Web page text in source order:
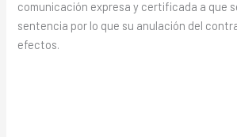
comunicación expresa y certificada a que
sentencia por lo que su anulación del
efectos.